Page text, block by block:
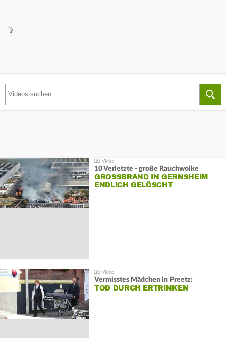
10 Verletzte - große Rauchwolke
GROSSBRAND IN GERNSHEIM E
NDLICH GELÖSCHT
Vermisstes Mädchen in Preetz:
TOD DURCH ERTRINKEN